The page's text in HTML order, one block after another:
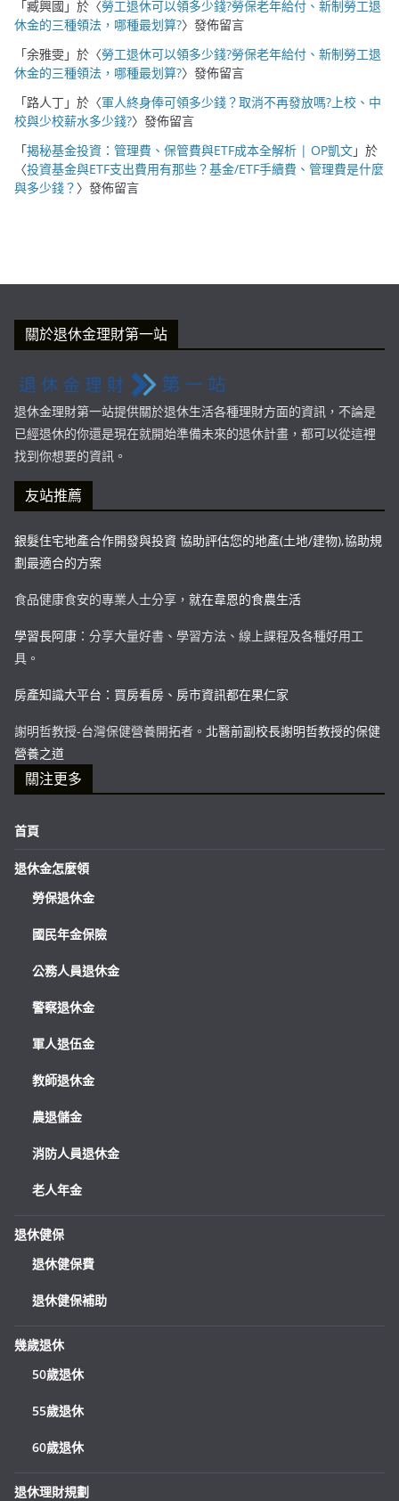
「臧興國 」於〈勞工退休可以領多少錢?勞保老年給付、新制勞工退
休金的三種領法，哪種最划算?〉發佈留言
「余雅雯」於〈勞工退休可以領多少錢?勞保老年給付、新制勞工退
休金的三種領法，哪種最划算?〉發佈留言
「路人丁」於〈軍人終身俸可領多少錢？取消不再發放嗎?上校、中
校與少校薪水多少錢?〉發佈留言
「揭秘基金投資：管理費、保管費與ETF成本全解析 | OP凱文」於
〈投資基金與ETF支出費用有那些？基金/ETF手續費、管理費是什麼
與多少錢？ 〉發佈留言
關於退休金理財第一站
退休金理財第一站提供關於退休生活各種理財方面的資訊，不論是
已經退休的你還是現在就開始準備未來的退休計畫，都可以從這裡
找到你想要的資訊。
友站推薦
銀髮住宅地產合作開發與投資 協助評估您的地產(土地/建物),協助規
劃最適合的方案
食品健康食安的專業人士分享， 就在韋恩的食農生活
學習長阿康 ：分享大量好書、學習方法、線上課程及各種好用工
具。
房產知識大平台：買房看房、房市資訊都在果仁家
謝明哲教授-台灣保健營養開拓者。 北醫前副校長謝明哲教授的保健
營養之道
關注更多
首頁
退休金怎麼領
勞保退休金
國民年金保險
公務人員退休金
警察退休金
軍人退伍金
教師退休金
農退儲金
消防人員退休金
老人年金
退休健保
退休健保費
退休健保補助
幾歲退休
50歲退休
55歲退休
60歲退休
退休理財規劃